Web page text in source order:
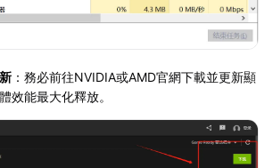
：務必前往NVIDIA或AMD官網下載並更新顯
效能最大化釋放。